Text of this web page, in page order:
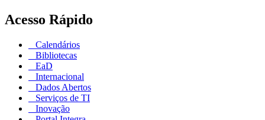
Acesso Rápido
Calendários
Bibliotecas
EaD
Internacional
Dados Abertos
Serviços de TI
Inovação